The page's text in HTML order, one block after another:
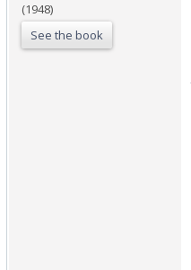
(1948)
See the book